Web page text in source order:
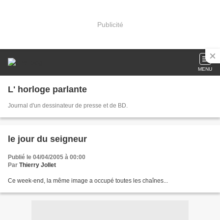
Publicité
MENU
L' horloge parlante
Journal d'un dessinateur de presse et de BD.
le jour du seigneur
Publié le 04/04/2005 à 00:00
Par Thierry Jollet
Ce week-end, la même image a occupé toutes les chaînes...